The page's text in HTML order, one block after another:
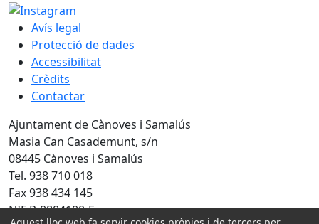
Avís legal
Protecció de dades
Accessibilitat
Crèdits
Contactar
Ajuntament de Cànoves i Samalús
Masia Can Casademunt, s/n
08445 Cànoves i Samalús
Tel. 938 710 018
Fax 938 434 145
NIF P-0804100-F